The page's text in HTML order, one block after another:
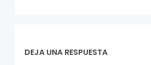
DEJA UNA RESPUESTA